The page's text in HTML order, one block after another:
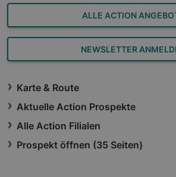
ALLE ACTION
NEWSLETTER
Karte & Route
Aktuelle Action Prospekte
Alle Action Filialen
Prospekt öffnen (35 Seiten)